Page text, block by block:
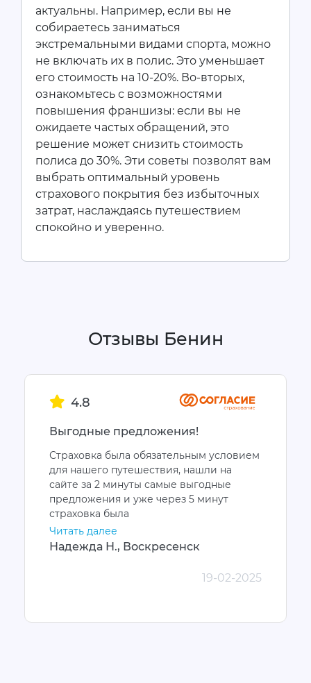
актуальны. Например, если вы не
собираетесь заниматься
экстремальными видами спорта, можно
не включать их в полис. Это уменьшает
его стоимость на 10-20%. Во-вторых,
ознакомьтесь с возможностями
повышения франшизы: если вы не
ожидаете частых обращений, это
решение может снизить стоимость
полиса до 30%. Эти советы позволят вам
выбрать оптимальный уровень
страхового покрытия без избыточных
затрат, наслаждаясь путешествием
спокойно и уверенно.
Отзывы Бенин
4.8
Выгодные предложения!
Страховка была обязательным условием
для нашего путешествия, нашли на
сайте за 2 минуты самые выгодные
предложения и уже через 5 минут
страховка была
Читать далее
Надежда Н., Воскресенск
19-02-2025